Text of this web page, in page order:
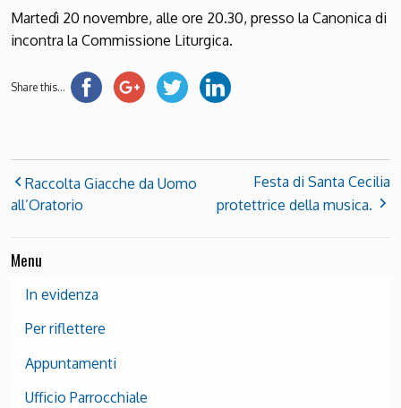
Martedì 20 novembre, alle ore 20.30, presso la Canonica di
incontra la Commissione Liturgica.
Share this...
Raccolta Giacche da Uomo
all’Oratorio
Festa di Santa Cecilia
protettrice della musica.
Menu
In evidenza
Per riflettere
Appuntamenti
Ufficio Parrocchiale